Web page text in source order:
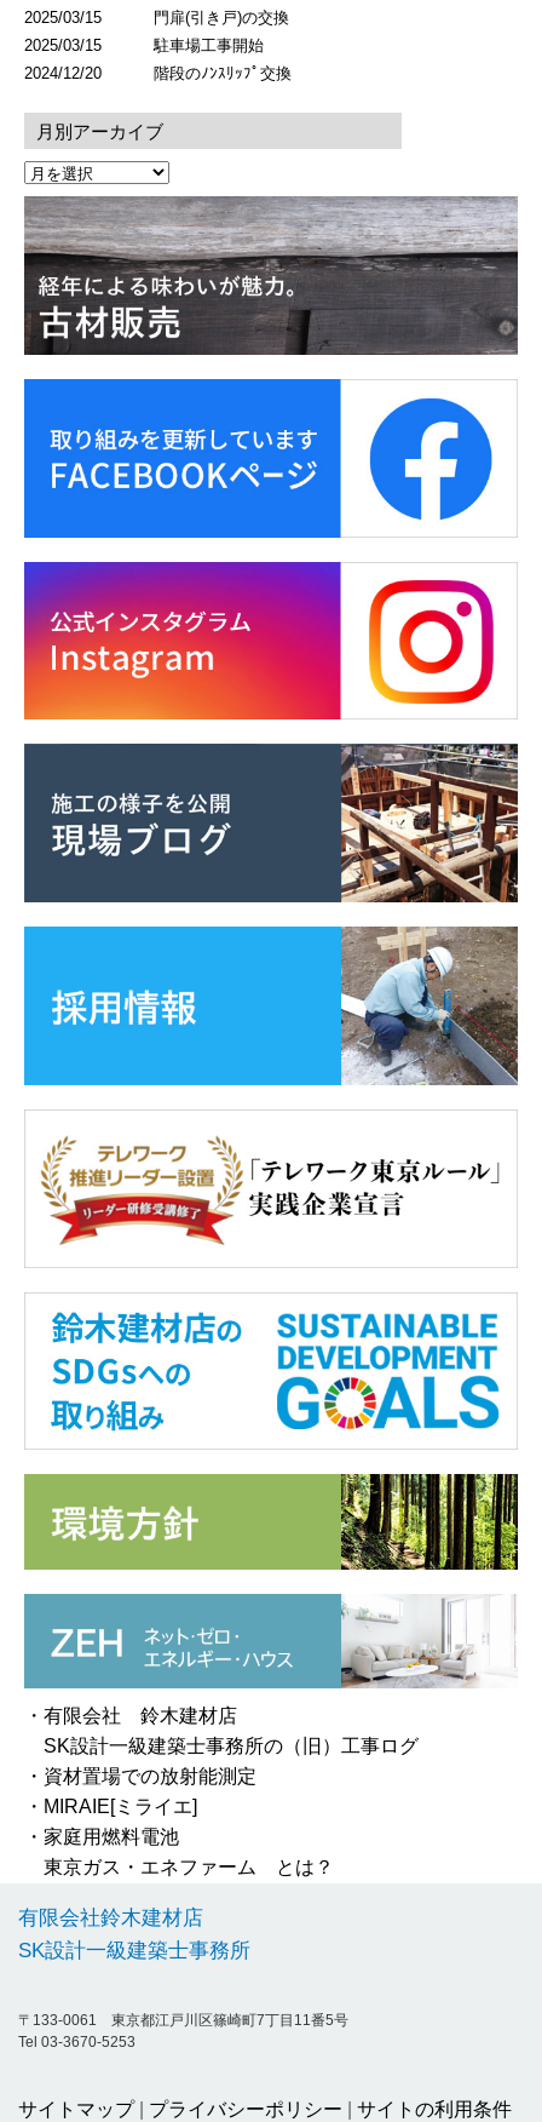
2025/03/15
門扉(引き戸)の交換
2025/03/15
駐車場工事開始
2024/12/20
階段のﾉﾝｽﾘｯﾌﾟ交換
月別アーカイブ
・有限会社 鈴木建材店
SK設計一級建築士事務所の（旧）工事ログ
・資材置場での放射能測定
・MIRAIE[ミライエ]
・家庭用燃料電池
東京ガス・エネファーム とは？
有限会社鈴木建材店
SK設計一級建築士事務所
〒133-0061 東京都江戸川区篠崎町7丁目11番5号
Tel 03-3670-5253
サイトマップ プライバシーポリシー サイトの利用条件